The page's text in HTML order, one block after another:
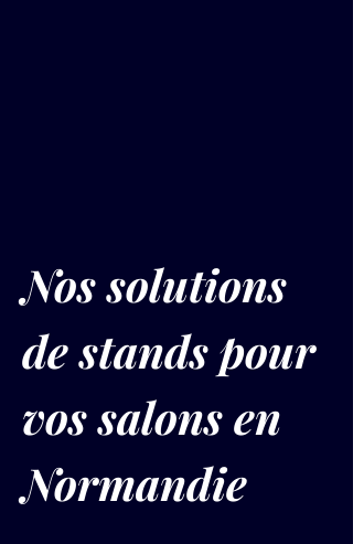
Nos solutions
de stands pour
vos salons en
Normandie